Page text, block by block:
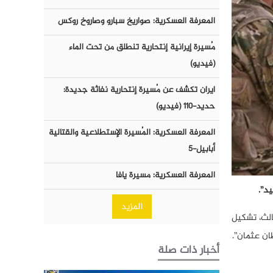
تشكيل
المعرفة العسكرية: صواريخ سبارو وصاروخ روكس
مُسيرة إيرانية إنتحارية تنطلق من تحت الماء
(فيديو)
ايران تكشف عن مُسيرة إنتحارية نفاثة جديدة:
حديد-١١٠ (فيديو)
المعرفة العسكرية: المُسيرة الإستطلاعية والقتالية
أبابيل-٥
المعرفة العسكرية: مسيرة يافا
المزيد
أخبار ذات صلة